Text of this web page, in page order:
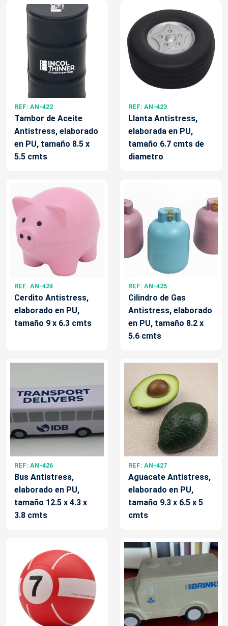
REF: AN-422
Tambor de Aceite
Antistress, elaborado
en PU, tamaño 8.5 x
5.5 cmts
REF: AN-423
Llanta Antistress,
elaborada en PU,
tamaño 6.7 cmts de
diametro
REF: AN-424
Cerdito Antistress,
elaborado en PU,
tamaño 9 x 6.3 cmts
REF: AN-425
Cilindro de Gas
Antistress, elaborado
en PU, tamaño 8.2 x
5.6 cmts
REF: AN-426
Bus Antistress,
elaborado en PU,
tamaño 12.5 x 4.3 x
3.8 cmts
REF: AN-427
Aguacate Antistress,
elaborado en PU,
tamaño 9.3 x 6.5 x 5
cmts